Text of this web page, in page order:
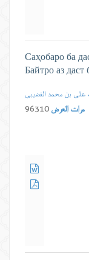
Саҳобаро ба
Байтро аз
علی بن محمد القضیبی
مرات العرض 96310